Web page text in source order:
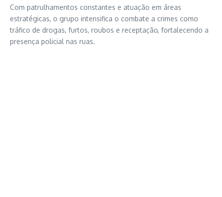
Com patrulhamentos constantes e atuação em áreas
estratégicas, o grupo intensifica o combate a crimes como
tráfico de drogas, furtos, roubos e receptação, fortalecendo a
presença policial nas ruas.